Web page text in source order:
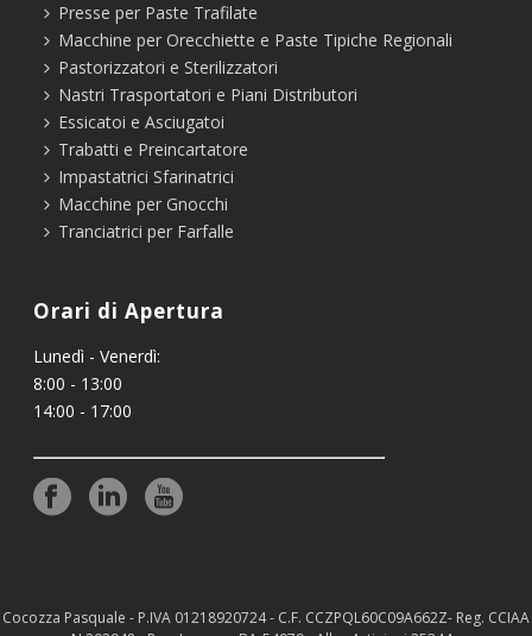
Presse per Paste Trafilate
Macchine per Orecchiette e Paste Tipiche Regionali
Pastorizzatori e Sterilizzatori
Nastri Trasportatori e Piani Distributori
Essicatoi e Asciugatoi
Trabatti e Preincartatore
Impastatrici Sfarinatrici
Macchine per Gnocchi
Tranciatrici per Farfalle
Orari di Apertura
Lunedì - Venerdì:
8:00 - 13:00
14:00 - 17:00
Cocozza Pasquale - P.IVA 01218920724 - C.F. CCZPQL60C09A662Z- Reg. CCIAA